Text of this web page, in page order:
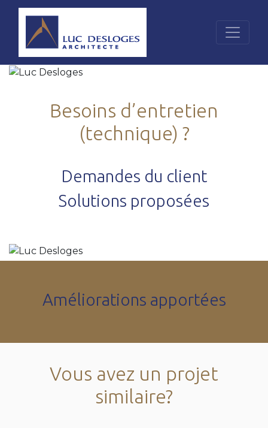
Besoins d’entretien
(technique) ?
Demandes du client
Solutions proposées
Améliorations apportées
Vous avez un projet
similaire?